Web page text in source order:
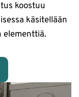
koostuu
käsitellään
elementtiä.